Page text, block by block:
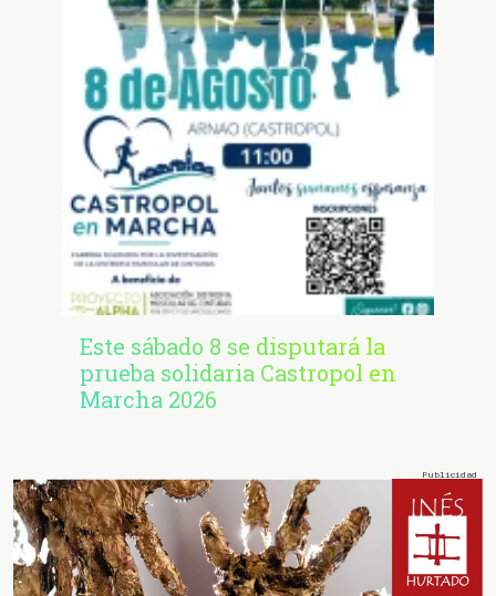
Este sábado 8 se disputará la
prueba solidaria Castropol en
Marcha 2026